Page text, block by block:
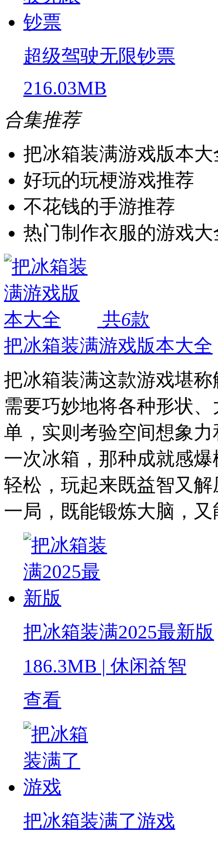
超级驾驶无限钞票
216.03MB
合集推荐
把冰箱装满游戏版本大
好玩的玩梗游戏推荐
不花钱的手游推荐
热门制作衣服的游戏大
共6款
把冰箱装满游戏版本大全
把冰箱装满这款游戏堪
需要巧妙地将各种形状
单，实则考验空间想象
一次冰箱，那种成就感
轻松，玩起来既益智又
一局，既能锻炼大脑，
把冰箱装满2025最新版
186.3MB | 休闲益智
查看
把冰箱装满了游戏